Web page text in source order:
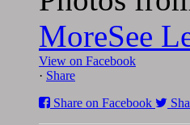
MoreSee
View on Facebook
· Share
Share on Facebook